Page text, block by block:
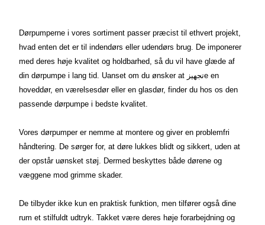
Dørpumperne i vores sortiment passer præcist til ethvert projekt,
hvad enten det er til indendørs eller udendørs brug. De imponerer
med deres høje kvalitet og holdbarhed, så du vil have glæde af
din dørpumpe i lang tid. Uanset om du ønsker at تجهیزe en
hoveddør, en værelsesdør eller en glasdør, finder du hos os den
passende dørpumpe i bedste kvalitet.
Vores dørpumper er nemme at montere og giver en problemfri
håndtering. De sørger for, at døre lukkes blidt og sikkert, uden at
der opstår uønsket støj. Dermed beskyttes både dørene og
væggene mod grimme skader.
De tilbyder ikke kun en praktisk funktion, men tilfører også dine
rum et stilfuldt udtryk. Takket være deres høje forarbejdning og